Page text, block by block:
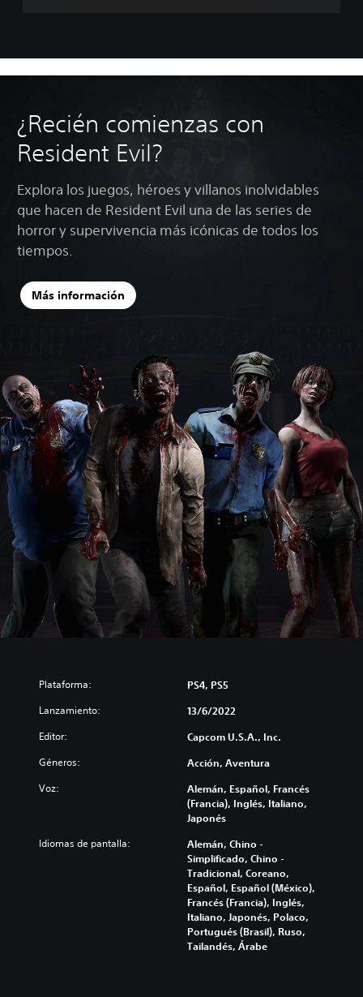
i
n
n
g
H
u
r
¿Recién comienzas con
Resident Evil?
Explora los juegos, héroes y villanos inolvidables
que hacen de Resident Evil una de las series de
horror y supervivencia más icónicas de todos los
tiempos.
Más información
Plataforma: PS4, PS5
Lanzamiento: 13/6/2022
Editor: Capcom U.S.A., Inc.
Géneros: Acción, Aventura
Voz:
Alemán, Español, Francés
(Francia), Inglés, Italiano,
Japonés
Idiomas de pantalla:
Alemán, Chino -
Simplificado, Chino -
Tradicional, Coreano,
Español, Español (México),
Francés (Francia), Inglés,
Italiano, Japonés, Polaco,
Portugués (Brasil), Ruso,
Tailandés, Árabe